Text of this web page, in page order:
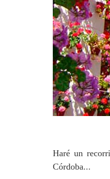
Haré un
Córdoba...